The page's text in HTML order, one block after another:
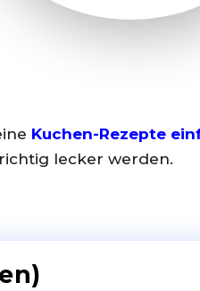
Kuchen-Rezepte
lecker werden.